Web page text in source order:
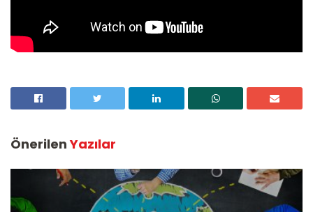
ÖnerilenYazılar